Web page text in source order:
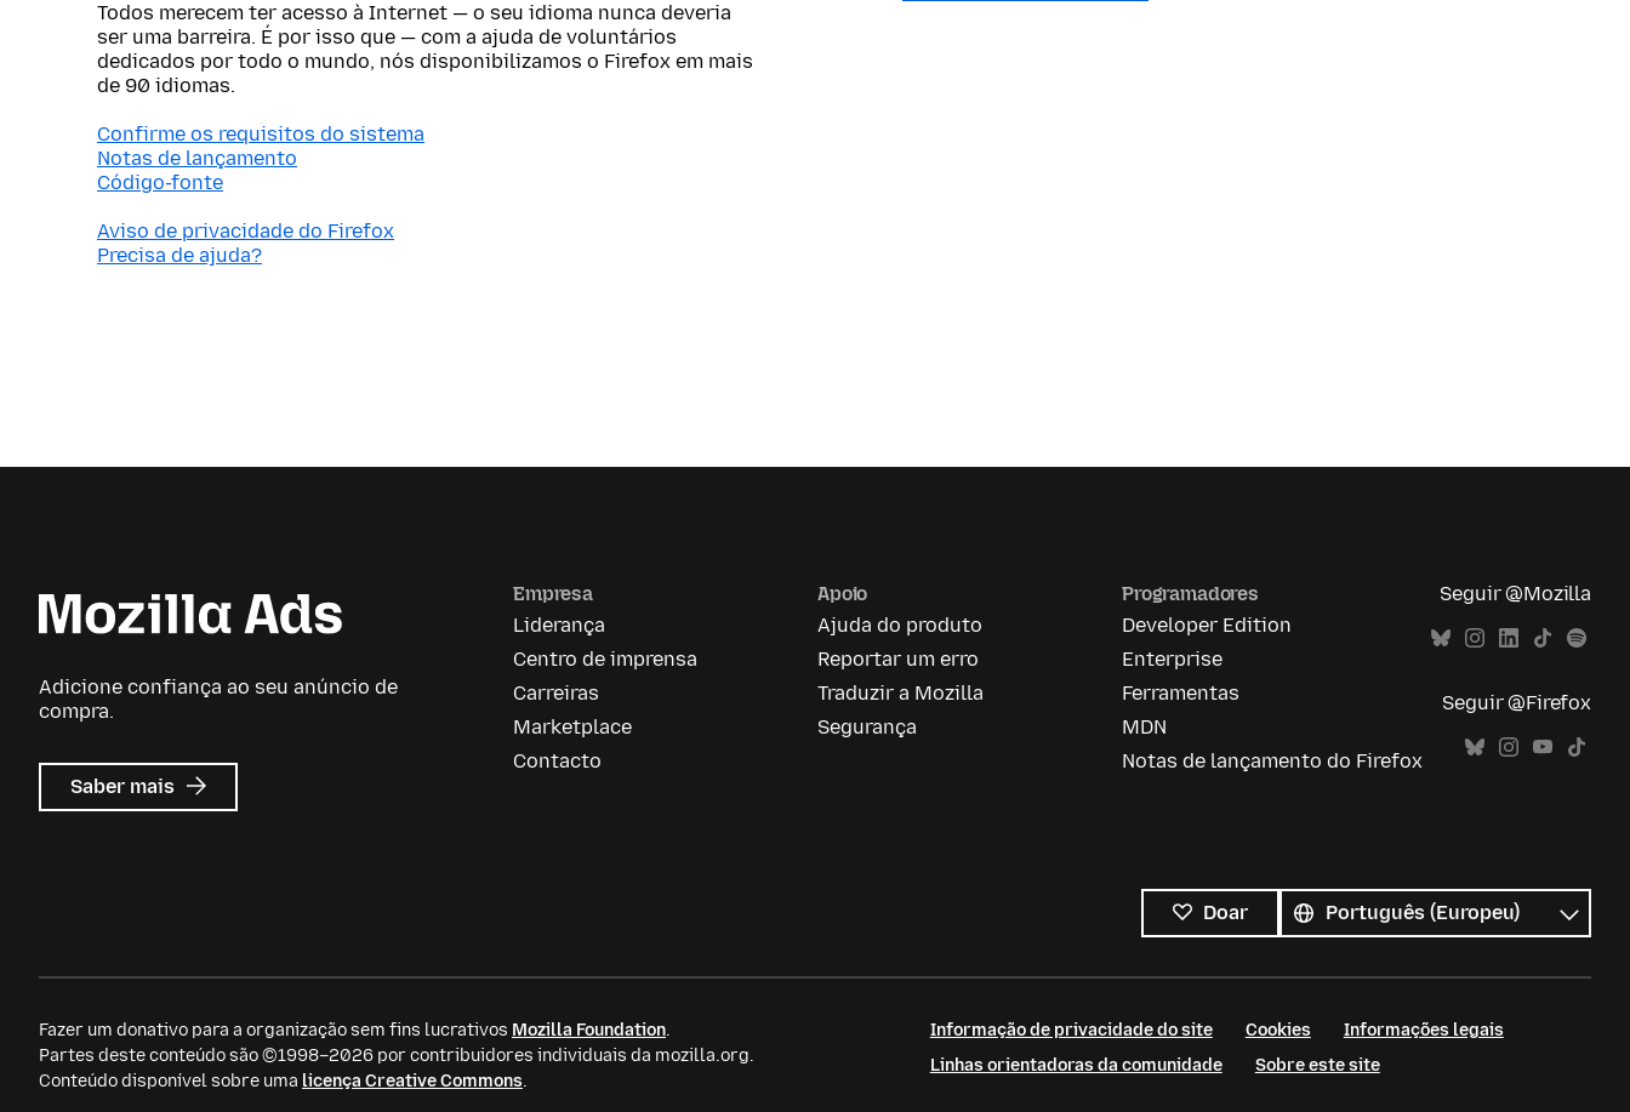
Todos merecem ter acesso à Internet — o seu idioma nunca deveria
ser uma barreira. É por isso que — com a ajuda de voluntários
dedicados por todo o mundo, nós disponibilizamos o Firefox em mais
de 90 idiomas.
Confirme os requisitos do sistema
Notas de lançamento
Código-fonte
Aviso de privacidade do Firefox
Precisa de ajuda?
Adicione confiança ao seu anúncio de
compra.
Saber mais sobre
Anúncios
Empresa
Liderança
Centro de imprensa
Carreiras
Marketplace
Contacto
Apoio
Ajuda do produto
Reportar um erro
Traduzir a Mozilla
Segurança
Programadores
Developer Edition
Enterprise
Ferramentas
MDN
Notas de lançamento do Firefox
Seguir @Mozilla
Seguir @Firefox
Doar
os
idiomas
Idioma
Fazer um donativo para a organização sem fins lucrativos Mozilla Foundation.
Partes deste conteúdo são ©1998–2026 por contribuidores individuais da mozilla.org.
Conteúdo disponível sobre uma licença Creative Commons.
Informação de privacidade do site Cookies
Informações legais
Linhas orientadoras da comunidade
Sobre este site